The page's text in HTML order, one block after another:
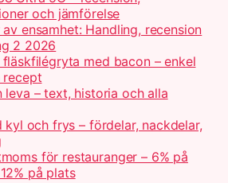
och jämförelse
ensamhet: Handling, recension
2 2026
fläskfilégryta med bacon – enkel
recept
leva – text, historia och alla
kyl och frys – fördelar, nackdelar,
för restauranger – 6% på
på plats